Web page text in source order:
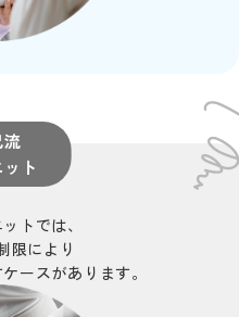
流
ト
トでは、
限により
ースがあります。